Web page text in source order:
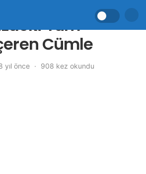
Tüm
Cümle
yıl önce 908 kez okundu